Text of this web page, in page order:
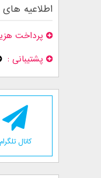
اطلاعیه
پرداخت
پشتیبانی
کانال تلگرام